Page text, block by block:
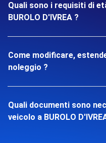
Quali sono i requisiti di
BUROLO D'IVREA ?
Come modificare,
noleggio ?
Quali documenti sono
veicolo a BUROLO